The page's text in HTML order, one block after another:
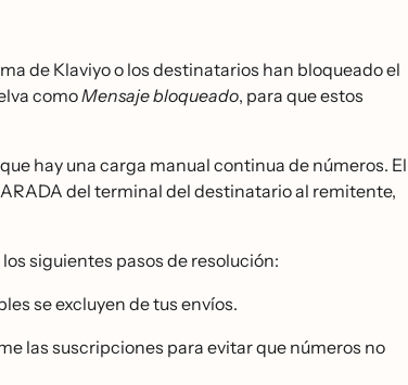
de Klaviyo o los destinatarios han bloqueado el
comoMensaje bloqueado, para que estos
hay una carga manual continua de números. El
del terminal del destinatario al remitente,
siguientes pasos de resolución:
se excluyen de tus envíos.
las suscripciones para evitar que números no